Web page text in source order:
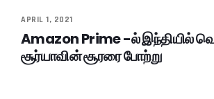
APRIL 1, 2021
Amazon Prime -ல் இந்தியில்
சூர்யாவின் சூரரை போற்று